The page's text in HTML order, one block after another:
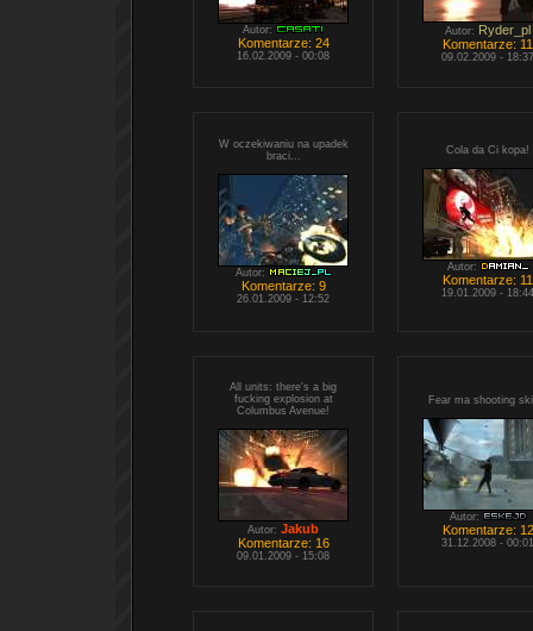
Autor:
Komentarze: 24
16.02.2009 - 00:08
Autor: Ryder_pl
Komentarze: 11
09.02.2009 - 18:37
W oczekiwaniu na upadek
braci...
Autor:
Komentarze: 9
26.01.2009 - 12:52
Cola da Ci kopa!
Autor:
Komentarze: 11
19.01.2009 - 18:44
All units: there's a big
fucking explosion at
Columbus Avenue!
Autor: Jakub
Komentarze: 16
09.01.2009 - 15:08
Fear ma shooting
Autor:
Komentarze: 12
31.12.2008 - 00:01